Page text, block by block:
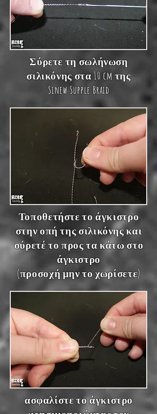
Σύρετε τη σωλήνωση
σιλικόνης στα 10 cm της
Sinew Supple Braid
Τοποθετήστε το άγκιστρο
στην οπή της σιλικόνης και
σύρετέ το προς τα κάτω στο
άγκιστρο
(προσοχή μην το χωρίσετε)
ασφαλίστε το άγκιστρο